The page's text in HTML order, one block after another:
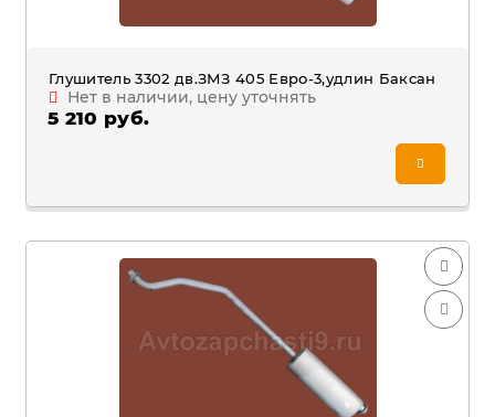
Глушитель 3302 дв.ЗМЗ 405 Евро-3,удлин Баксан
Нет в наличии, цену уточнять
5 210 руб.